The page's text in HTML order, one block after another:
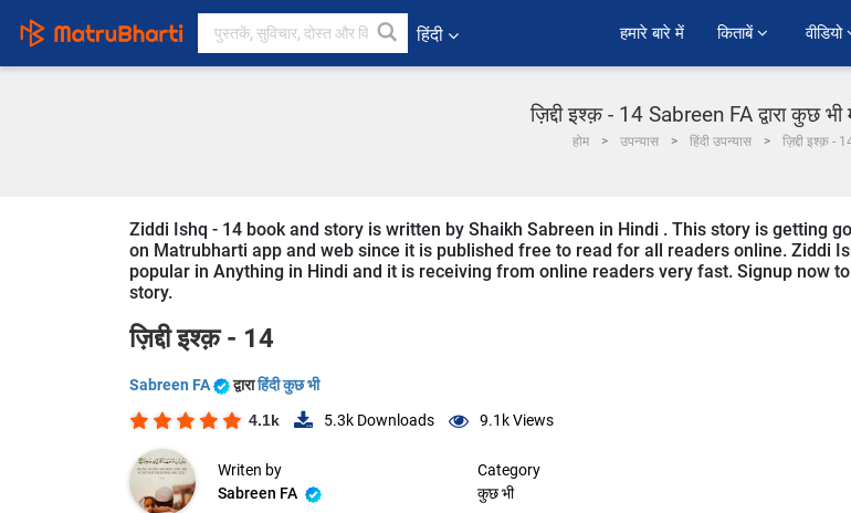
हिंदी हमारे बारे में किताबें वीडियो
ज़िद्दी इश्क़ - 14 Sabreen FA द्वारा कुछ भी
होम उपन्यास हिंदी उपन्यास ज़िद्दी इश्क़ -
Ziddi Ishq - 14 book and story is written by Shaikh Sabreen in Hindi . This story is getting
on Matrubharti app and web since it is published free to read for all readers online. Ziddi
popular in Anything in Hindi and it is receiving from online readers very fast. Signup now
story.
ज़िद्दी इश्क़ - 14
Sabreen FA द्वाराहिंदी कुछ भी
4.1k 5.3k Downloads 9.1kViews
Writen by
Sabreen FA
Category
कुछ भी